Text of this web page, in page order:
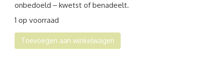
onbedoeld ‒ kwetst of benadeelt.
1 op voorraad
de
vijf
Toevoegen aan winkelwagen